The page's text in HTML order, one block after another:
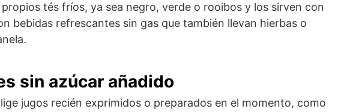
tés fríos, ya sea negro, verde o rooibos y los sirven con
bebidas refrescantes sin gas que también llevan hierbas o
sin azúcar añadido
jugos recién exprimidos o preparados en el momento, como